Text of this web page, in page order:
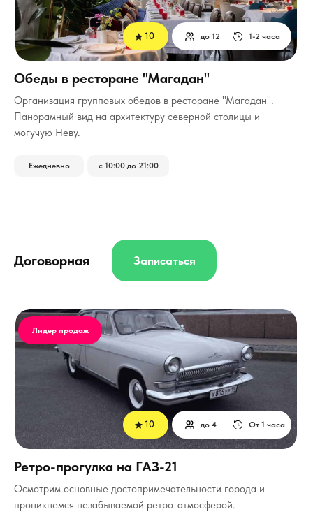
Организация групповых обедов в ресторане "Магадан".
Панорамный вид на архитектуру северной столицы и
могучую Неву.
Договорная
1-2 часа
до 12
Ежедневно с 10:00 до 21:00
Записаться
Обеды в ресторане "Магадан"
10
Осмотрим основные достопримечательности города и
проникнемся незабываемой ретро-атмосферой.
От 1 часа
до 4
Лидер продаж
Ретро-прогулка на ГАЗ-21
10